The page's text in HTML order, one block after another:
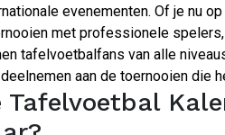
evenementen. Of je nu
met professionele
tafelvoetbalfans van alle
aan de toernooien die